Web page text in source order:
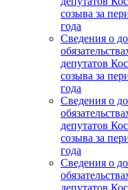
созыва за
года
Сведения о
депутатов
созыва за
года
Сведения о
депутатов
созыва за
года
Сведения о
депутатов